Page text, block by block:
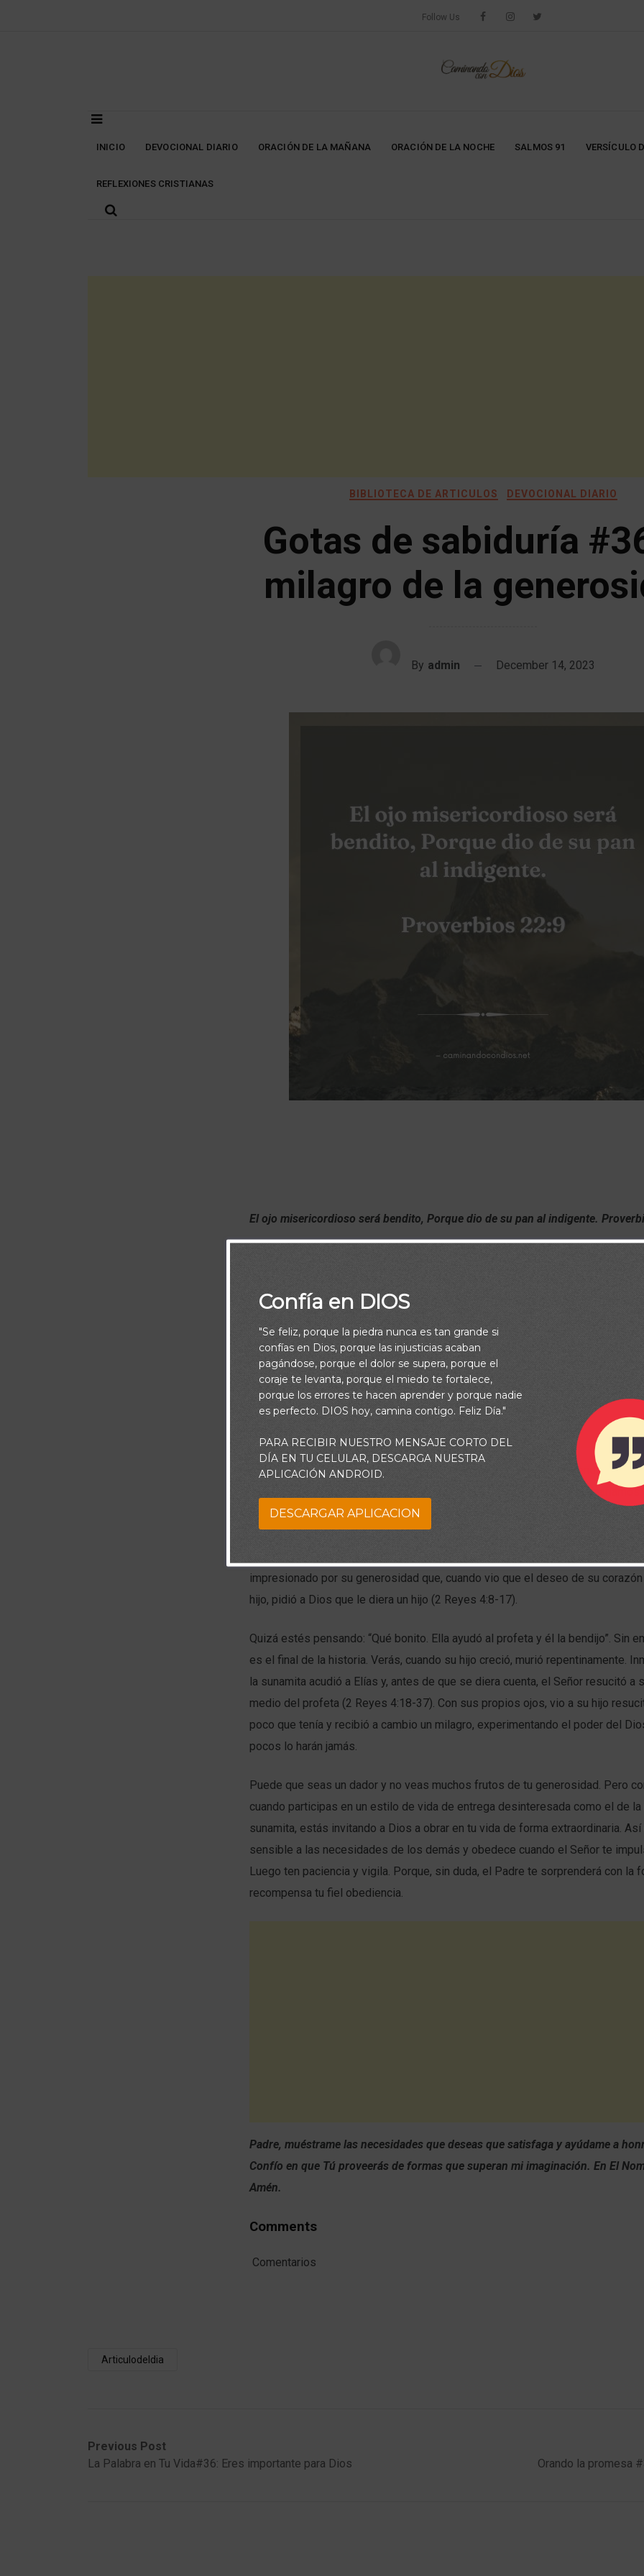
Follow Us
INICIO DEVOCIONAL DIARIO ORACIÓN DE LA MAÑANA ORACIÓN DE LA NOCHE SALMOS 91 VERSÍCULO
REFLEXIONES CRISTIANAS
BIBLIOTECA DE ARTICULOS DEVOCIONAL DIARIO
Gotas de sabiduría
milagro de la
By admin December 14, 2023
El ojo misericordioso será bendito, Porque dio de su pan al indigente.
Sabemos que “Dios ama al dador alegre” (2 Corintios 9:7) y que bendice a
obedecen. Pero a veces el Padre lo hace de formas que nunca imaginaríamos.
la mujer sunamita. Un día observó que el profeta Elías pasaba a menudo por su
impresionado por su generosidad que, cuando vio que el deseo de su corazón
hijo, pidió a Dios que le diera un hijo (2 Reyes 4:8-17).
Quizá estés pensando: “Qué bonito. Ella ayudó al profeta y él la bendijo”. Sin
es el final de la historia. Verás, cuando su hijo creció, murió repentinamente.
la sunamita acudió a Elías y, antes de que se diera cuenta, el Señor resucitó a
medio del profeta (2 Reyes 4:18-37). Con sus propios ojos, vio a su hijo
poco que tenía y recibió a cambio un milagro, experimentando el poder del
pocos lo harán jamás.
Puede que seas un dador y no veas muchos frutos de tu generosidad. Pero
cuando participas en un estilo de vida de entrega desinteresada como el de la
sunamita, estás invitando a Dios a obrar en tu vida de forma extraordinaria.
sensible a las necesidades de los demás y obedece cuando el Señor te
Luego ten paciencia y vigila. Porque, sin duda, el Padre te sorprenderá con la
recompensa tu fiel obediencia.
Padre, muéstrame las necesidades que deseas que satisfaga y ayúdame a
Confío en que Tú proveerás de formas que superan mi imaginación. En El
Amén.
Comments
Comentarios
Articulodeldia
Previous Post
La Palabra en Tu Vida#36: Eres importante para Dios Orando la promesa
Confía en DIOS
"Se feliz, porque la piedra nunca es tan grande si
confías en Dios, porque las injusticias acaban
pagándose, porque el dolor se supera, porque el
coraje te levanta, porque el miedo te fortalece,
porque los errores te hacen aprender y porque nadie
es perfecto. DIOS hoy, camina contigo. Feliz Día."
PARA RECIBIR NUESTRO MENSAJE CORTO DEL
DÍA EN TU CELULAR, DESCARGA NUESTRA
APLICACIÓN ANDROID.
DESCARGAR APLICACION